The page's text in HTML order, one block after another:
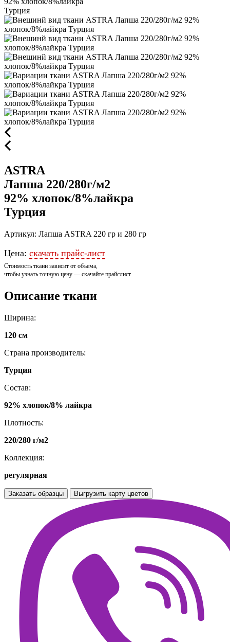
Турция
ASTRA
Лапша 220/280г/м2
92% хлопок/8%лайкра
Турция
Артикул: Лапша ASTRA 220 гр и 280 гр
Цена: скачать прайс-лист
Стоимость ткани зависит от объема,
чтобы узнать точную цену — скачайте прайслист
Описание ткани
Ширина:
120 см
Страна производитель:
Турция
Состав:
92% хлопок/8% лайкра
Плотность:
220/280 г/м2
Коллекция:
регулярная
Заказать образцы Выгрузить карту цветов